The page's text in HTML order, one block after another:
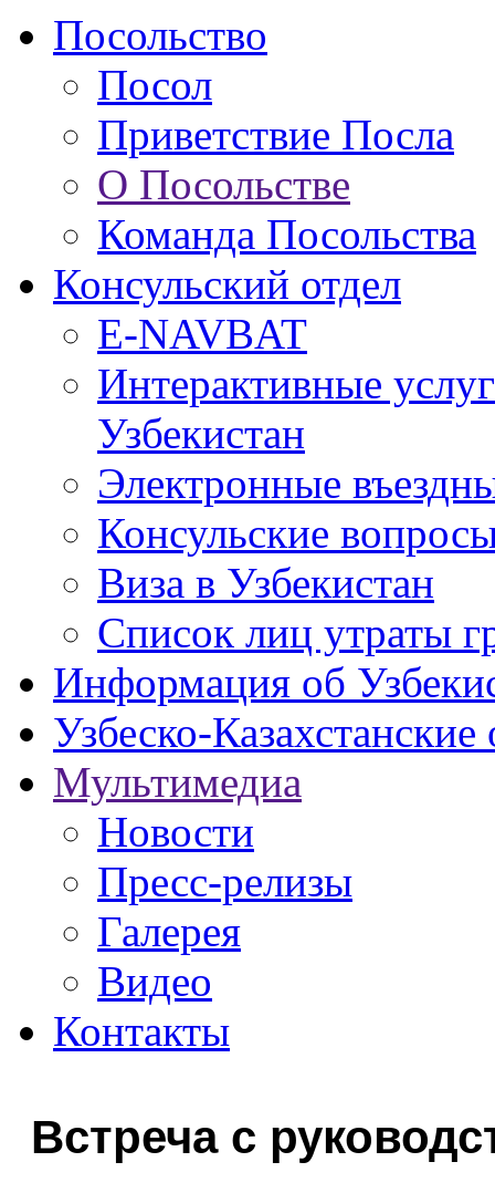
Посольство
Посол
Приветствие Посла
О Посольстве
Команда Посольства
Консульский отдел
E-NAVBAT
Интерактивные
Узбекистан
Электронные
Консульские
Виза в Узбекистан
Список лиц утраты
Информация об
Узбеско-
Мультимедиа
Новости
Пресс-релизы
Галерея
Видео
Контакты
Встреча с